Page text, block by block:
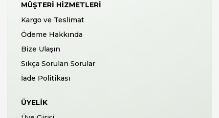
MÜŞTERI HIZMETLERI
Kargo ve Teslimat
Ödeme Hakkında
Bize Ulaşın
Sıkça Sorulan Sorular
İade Politikası
ÜYELIK